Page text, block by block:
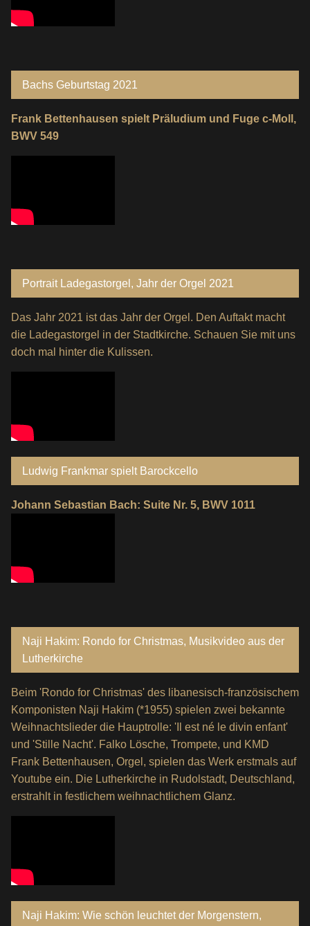
Bachs Geburtstag 2021
Frank Bettenhausen spielt Präludium und Fuge c-Moll,
BWV 549
Portrait Ladegastorgel, Jahr der Orgel 2021
Das Jahr 2021 ist das Jahr der Orgel. Den Auftakt macht
die Ladegastorgel in der Stadtkirche. Schauen Sie mit uns
doch mal hinter die Kulissen.
Ludwig Frankmar spielt Barockcello
Johann Sebastian Bach: Suite Nr. 5, BWV 1011
Naji Hakim: Rondo for Christmas, Musikvideo aus der
Lutherkirche
Beim 'Rondo for Christmas' des libanesisch-französischem
Komponisten Naji Hakim (*1955) spielen zwei bekannte
Weihnachtslieder die Hauptrolle: 'Il est né le divin enfant'
und 'Stille Nacht'. Falko Lösche, Trompete, und KMD
Frank Bettenhausen, Orgel, spielen das Werk erstmals auf
Youtube ein. Die Lutherkirche in Rudolstadt, Deutschland,
erstrahlt in festlichem weihnachtlichem Glanz.
Naji Hakim: Wie schön leuchtet der Morgenstern,